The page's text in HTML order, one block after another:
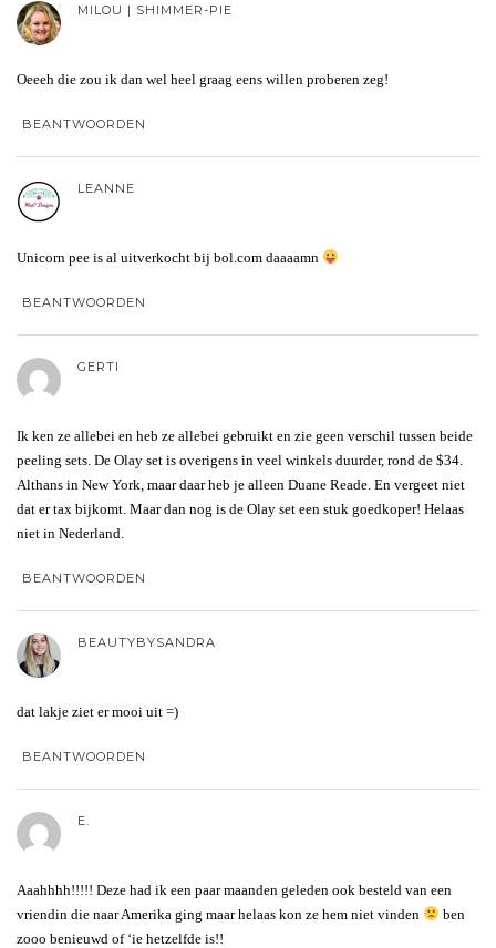
MILOU | SHIMMER-PIE
Oeeeh die zou ik dan wel heel graag eens willen proberen zeg!
BEANTWOORDEN
LEANNE
Unicorn pee is al uitverkocht bij bol.com daaaamn
BEANTWOORDEN
GERTI
Ik ken ze allebei en heb ze allebei gebruikt en zie geen verschil tussen beide
peeling sets. De Olay set is overigens in veel winkels duurder, rond de $34.
Althans in New York, maar daar heb je alleen Duane Reade. En vergeet niet
dat er tax bijkomt. Maar dan nog is de Olay set een stuk goedkoper! Helaas
niet in Nederland.
BEANTWOORDEN
BEAUTYBYSANDRA
dat lakje ziet er mooi uit =)
BEANTWOORDEN
E.
Aaahhhh!!!!! Deze had ik een paar maanden geleden ook besteld van een
vriendin die naar Amerika ging maar helaas kon ze hem niet vinden
ben
zooo benieuwd of ‘ie hetzelfde is!!